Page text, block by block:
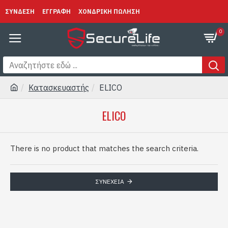
ΣΥΝΔΕΣΗ ΕΓΓΡΑΦΗ ΧΟΝΔΡΙΚΗ ΠΩΛΗΣΗ
0
Κατασκευαστής ELICO
ELICO
There is no product that matches the search criteria.
ΣΥΝΈΧΕΙΑ